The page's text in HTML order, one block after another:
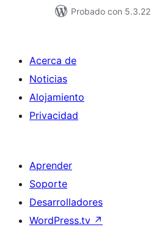
Probado con 5.3.22
Acerca de
Noticias
Alojamiento
Privacidad
Aprender
Soporte
Desarrolladores
WordPress.tv ↗